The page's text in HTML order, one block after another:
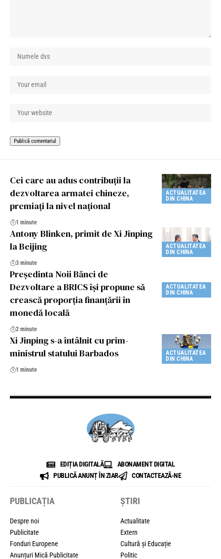
ACTUALITATEA
DIN CHINA
Cei care au adus contribuții la
dezvoltarea armatei chineze,
premiați la nivel național
1 minute
ACTUALITATEA
DIN CHINA
Antony Blinken, primit de Xi Jinping
la Beijing
3 minute
ACTUALITATEA
DIN CHINA
Președinta Noii Bănci de
Dezvoltare a BRICS își propune să
crească proporția finanțării în
monedă locală
2 minute
ACTUALITATEA
DIN CHINA
Xi Jinping s-a întâlnit cu prim-
ministrul statului Barbados
1 minute
EDIȚIA DIGITALĂ
ABONAMENT DIGITAL
PUBLICĂ ANUNȚ ÎN ZIAR
CONTACTEAZĂ-NE
PUBLICAȚIA
Despre noi
Publicitate
Fonduri Europene
Anunțuri Mică Publicitate
ȘTIRI
Actualitate
Extern
Cultură și Educație
Politic